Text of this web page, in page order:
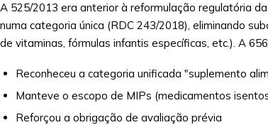
A 525/2013 era anterior à reformulação regulatória
numa categoria única (RDC 243/2018), eliminando
de vitaminas, fórmulas infantis específicas, etc.). A
Reconheceu a categoria unificada "suplemento
Manteve o escopo de MIPs (medicamentos
Reforçou a obrigação de avaliação prévia